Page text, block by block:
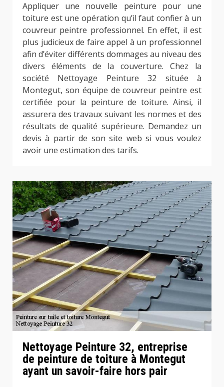
Appliquer une nouvelle peinture pour une
toiture est une opération qu’il faut confier à un
couvreur peintre professionnel. En effet, il est
plus judicieux de faire appel à un professionnel
afin d’éviter différents dommages au niveau des
divers éléments de la couverture. Chez la
société Nettoyage Peinture 32 située à
Montegut, son équipe de couvreur peintre est
certifiée pour la peinture de toiture. Ainsi, il
assurera des travaux suivant les normes et des
résultats de qualité supérieure. Demandez un
devis à partir de son site web si vous voulez
avoir une estimation des tarifs.
Nettoyage Peinture 32, entreprise
de peinture de toiture à Montegut
ayant un savoir-faire hors pair